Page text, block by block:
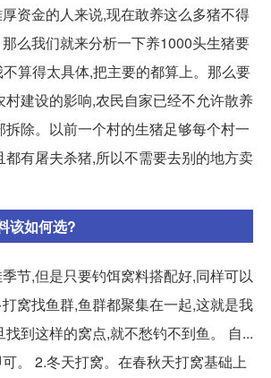
资金的人来说,现在敢养这么多猪不得
么我们就来分析一下养1000头生猪要
算得太具体,把主要的都算上。那么要
村建设的影响,农民自家已经不允许散养
拆除。以前一个村的生猪足够每个村一
都有屠夫杀猪,所以不需要去别的地方卖
该如何选?
节,但是只要钓饵窝料搭配好,同样可以
窝找鱼群,鱼群都聚集在一起,这就是我
到这样的窝点,就不愁钓不到鱼。 自...
。 2.冬天打窝。在春秋天打窝基础上